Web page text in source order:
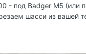
- под Badger M5 (или
шасси из вашей